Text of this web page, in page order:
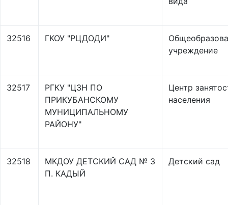
32516 ГКОУ "РЦДОДИ"
учреждение
32517
РГКУ "ЦЗН ПО
ПРИКУБАНСКОМУ
МУНИЦИПАЛЬНОМУ
РАЙОНУ"
Центр
населения
32518
МКДОУ ДЕТСКИЙ САД № 3
П. КАДЫЙ
Детский сад